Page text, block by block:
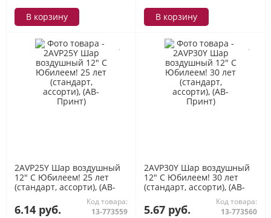
В корзину В корзину
2AVP25Y Шар воздушный
12" С Юбилеем! 25 лет
(стандарт, ассорти), (АВ-
6.14 руб.
Код товара:
13-773559
2AVP30Y Шар воздушный
12" С Юбилеем! 30 лет
(стандарт, ассорти), (АВ-
5.67 руб.
Код товара:
13-773560